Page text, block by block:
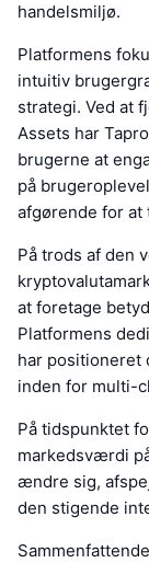
handelsmiljø.
Platformens
intuitiv
strategi. Ved at
Assets har
brugerne at
på
afgørende for
På trods af den
at foretage
Platformens
har
inden for multi-
På tidspunktet
markedsværdi
ændre sig,
den stigende